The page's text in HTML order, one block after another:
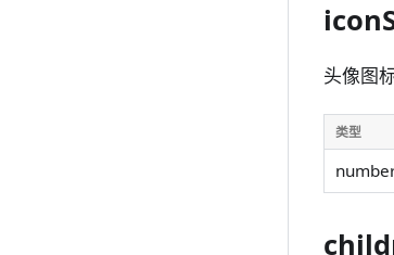
头像图
类型